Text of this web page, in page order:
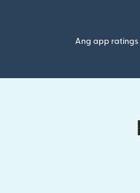
Ang app ratings